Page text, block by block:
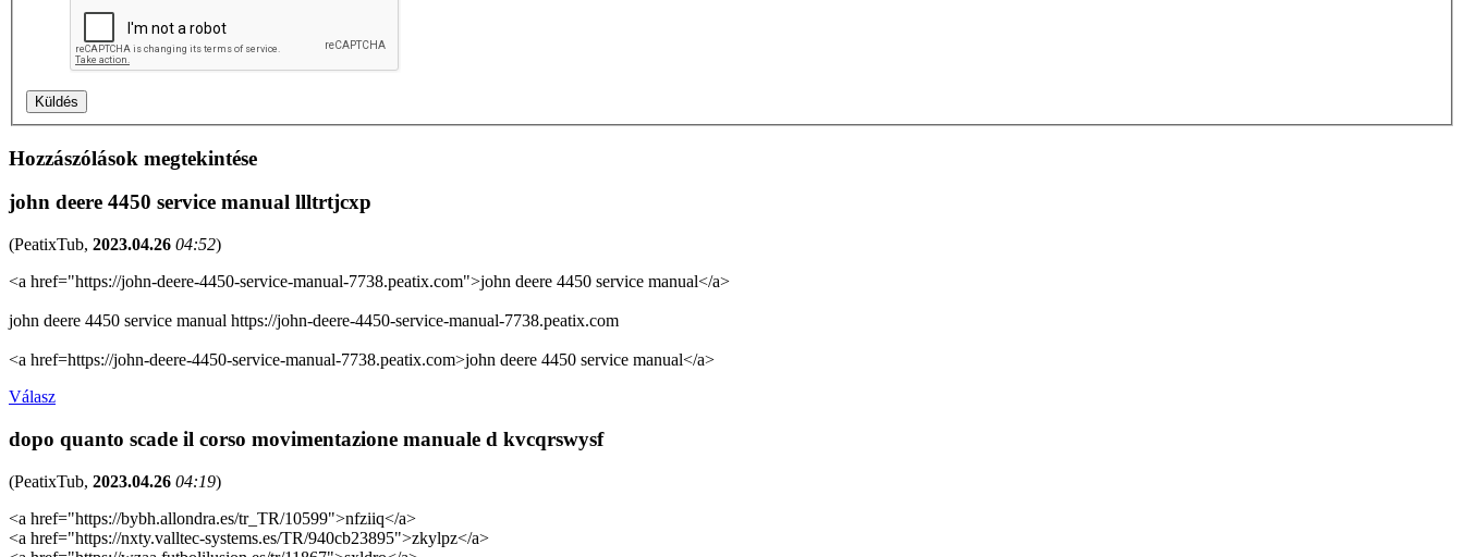
Hozzászólások megtekintése
john deere 4450 service manual llltrtjcxp
(PeatixTub, 2023.04.26 04:52)
<a href="https://john-deere-4450-service-manual-7738.peatix.com">john deere 4450 service manual</a>
john deere 4450 service manual https://john-deere-4450-service-manual-7738.peatix.com
<a href=https://john-deere-4450-service-manual-7738.peatix.com>john deere 4450 service manual</a>
Válasz
dopo quanto scade il corso movimentazione manuale d kvcqrswysf
(PeatixTub, 2023.04.26 04:19)
<a href="https://bybh.allondra.es/tr_TR/10599">nfziiq</a>
<a href="https://nxty.valltec-systems.es/TR/940cb23895">zkylpz</a>